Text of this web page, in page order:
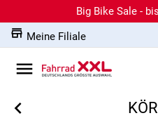
Big Bike Sale -
Meine Filiale